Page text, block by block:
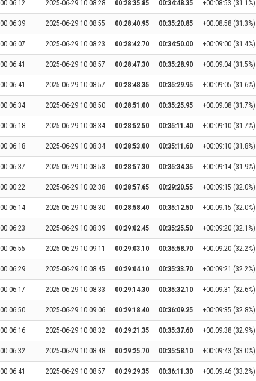
00:06:12 2025-06-29 10:08:28 00:28:35.85 00:34:48.35 +00:08:53 (31.1%)
00:06:39 2025-06-29 10:08:55 00:28:40.95 00:35:20.85 +00:08:58 (31.3%)
00:06:07 2025-06-29 10:08:23 00:28:42.70 00:34:50.00 +00:09:00 (31.4%)
00:06:41 2025-06-29 10:08:57 00:28:47.30 00:35:28.90 +00:09:04 (31.5%)
00:06:41 2025-06-29 10:08:57 00:28:48.35 00:35:29.95 +00:09:05 (31.6%)
00:06:34 2025-06-29 10:08:50 00:28:51.00 00:35:25.95 +00:09:08 (31.7%)
00:06:18 2025-06-29 10:08:34 00:28:52.50 00:35:11.40 +00:09:10 (31.7%)
00:06:18 2025-06-29 10:08:34 00:28:53.00 00:35:11.60 +00:09:10 (31.8%)
00:06:37 2025-06-29 10:08:53 00:28:57.30 00:35:34.35 +00:09:14 (31.9%)
00:00:22 2025-06-29 10:02:38 00:28:57.65 00:29:20.55 +00:09:15 (32.0%)
00:06:14 2025-06-29 10:08:30 00:28:58.40 00:35:12.50 +00:09:15 (32.0%)
00:06:23 2025-06-29 10:08:39 00:29:02.45 00:35:25.50 +00:09:20 (32.1%)
00:06:55 2025-06-29 10:09:11 00:29:03.10 00:35:58.70 +00:09:20 (32.2%)
00:06:29 2025-06-29 10:08:45 00:29:04.10 00:35:33.70 +00:09:21 (32.2%)
00:06:17 2025-06-29 10:08:33 00:29:14.30 00:35:32.10 +00:09:31 (32.6%)
00:06:50 2025-06-29 10:09:06 00:29:18.40 00:36:09.25 +00:09:35 (32.8%)
00:06:16 2025-06-29 10:08:32 00:29:21.35 00:35:37.60 +00:09:38 (32.9%)
00:06:32 2025-06-29 10:08:48 00:29:25.70 00:35:58.10 +00:09:43 (33.0%)
00:06:41 2025-06-29 10:08:57 00:29:29.35 00:36:11.30 +00:09:46 (33.2%)